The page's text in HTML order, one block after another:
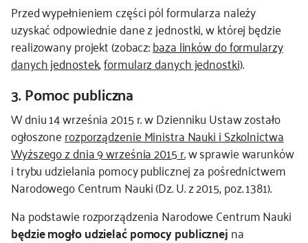
Przed wypełnieniem części pól formularza należy
uzyskać odpowiednie dane z jednostki, w której będzie
realizowany projekt (zobacz:baza linków do formularzy
danych jednostek,formularz danych jednostki).
3. Pomoc publiczna
W dniu 14 września 2015 r. w Dzienniku Ustaw zostało
ogłoszonerozporządzenie Ministra Nauki i Szkolnictwa
Wyższego z dnia 9 września 2015 r.w sprawie warunków
i trybu udzielania pomocy publicznej za pośrednictwem
Narodowego Centrum Nauki (Dz. U. z 2015, poz. 1381).
Na podstawie rozporządzenia Narodowe Centrum Nauki
będzie mogło udzielać pomocy publicznejna